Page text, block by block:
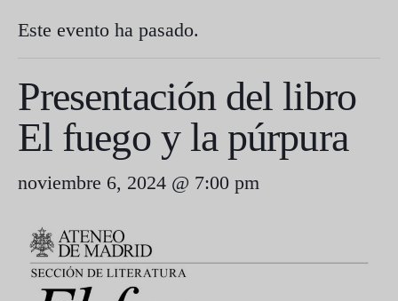
Este evento ha pasado.
Presentación del libro
El fuego y la púrpura
noviembre 6, 2024 @ 7:00 pm